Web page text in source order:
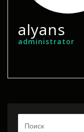
alyans
administrator